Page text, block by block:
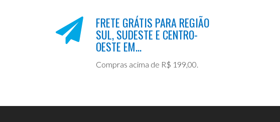
FRETE GRÁTIS PARA REGIÃO
SUL, SUDESTE E CENTRO-
OESTE EM...
Compras acima de R$ 199,00.